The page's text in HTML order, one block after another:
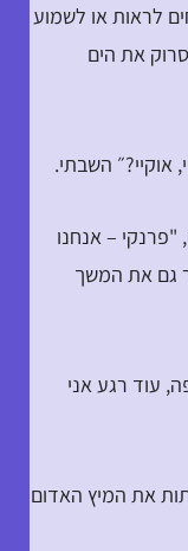
לראות או לשמוע
את הים
השבתי.
"פרנקי – אנחנו
גם את המשך
עוד רגע אני
את המיץ האדום